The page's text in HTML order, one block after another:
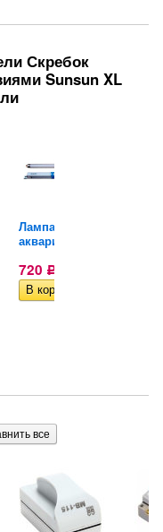
Скребок
Sunsun XL
Лампа для
аквариума,...
720 Р